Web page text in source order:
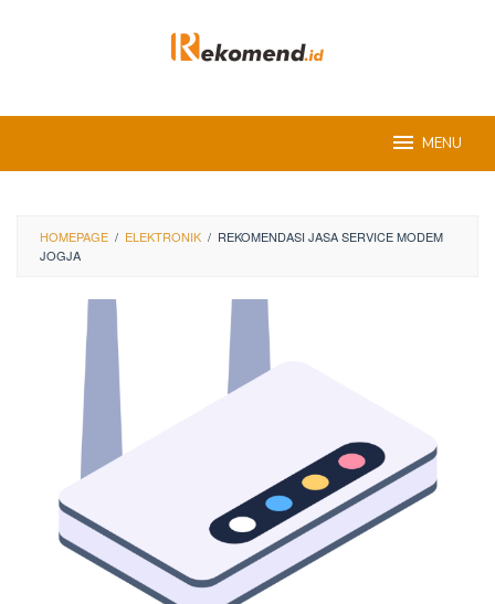
MENU
HOMEPAGE / ELEKTRONIK / REKOMENDASI JASA SERVICE MODEM
JOGJA